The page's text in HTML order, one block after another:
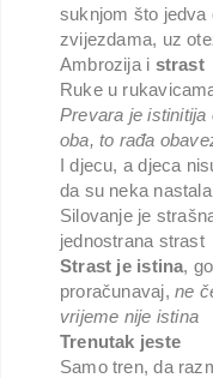
suknjom što jedva
zvijezdama, uz
Ambrozija i strast
Ruke u
Prevara je
oba, to rađa
I djecu, a djeca
da su neka
Silovanje je
jednostrana strast
Strast je istina,
proračunavaj, ne
vrijeme nije istina
Trenutak jeste
Samo tren, da